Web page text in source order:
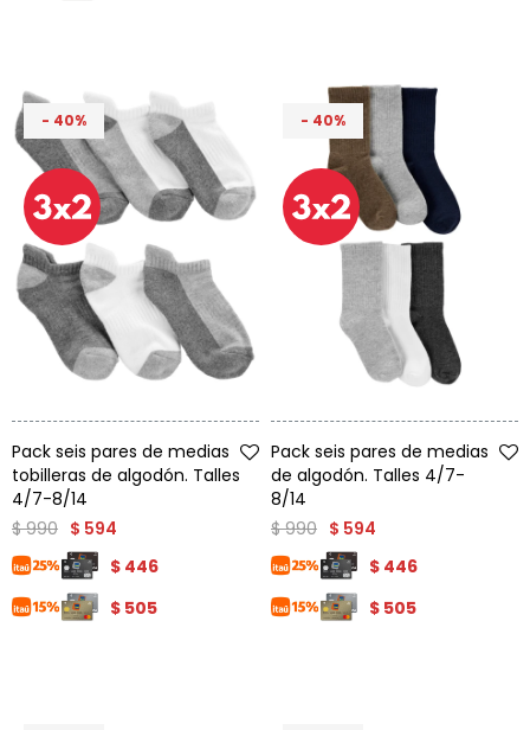
40
Pack seis pares de medias
tobilleras de algodón. Talles
4/7-8/14
$ 594
$ 990
$ 446
$ 505
40
Pack seis pares de medias
de algodón. Talles 4/7-
8/14
$ 594
$ 990
$ 446
$ 505